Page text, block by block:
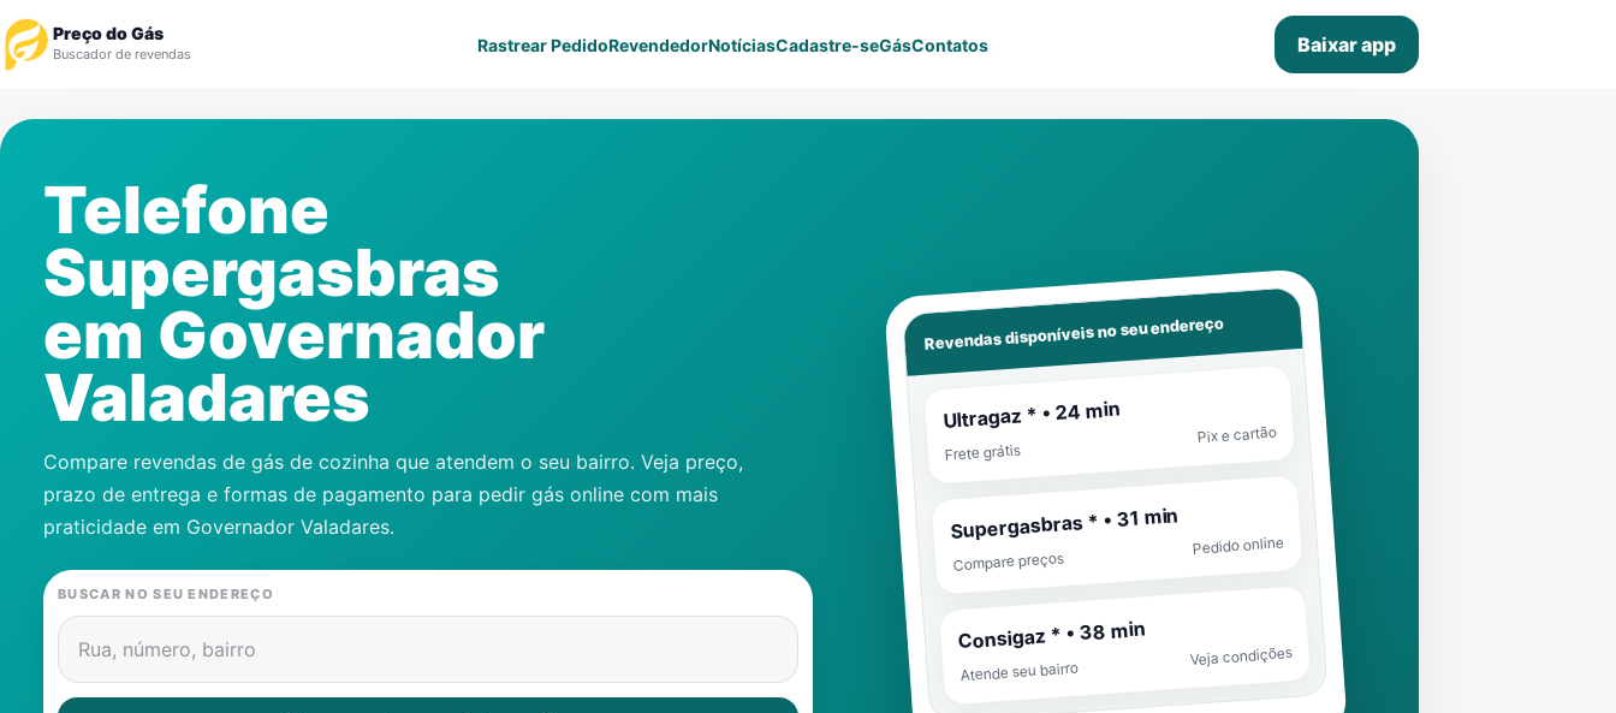
Preço do Gás
Buscador de revendas Rastrear PedidoRevendedorNotíciasCadastre-seGásContatos Baixar app
Revendedor
Notícias
Cadastre-se
Gás
Telefone
Supergasbras
emGovernador
Valadares
Compare revendas de gás de cozinha que atendem o seu bairro. Veja preço,
prazo de entrega e formas de pagamento para pedir gás online com mais
praticidade em Governador Valadares.
BUSCAR NO SEU ENDEREÇO
Rua, número, bairro
Revendas disponíveis no seu endereço
Ultragaz * • 24 min
Frete grátis
Pix e cartão
Supergasbras * • 31 min
Compare preços
Pedido online
Consigaz * • 38 min
Atende seu bairro
Veja condições